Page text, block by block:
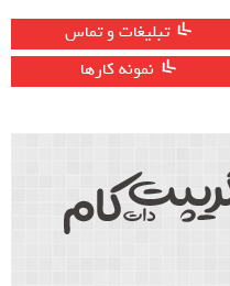
تبلیغات و تماس
نمونه کارها